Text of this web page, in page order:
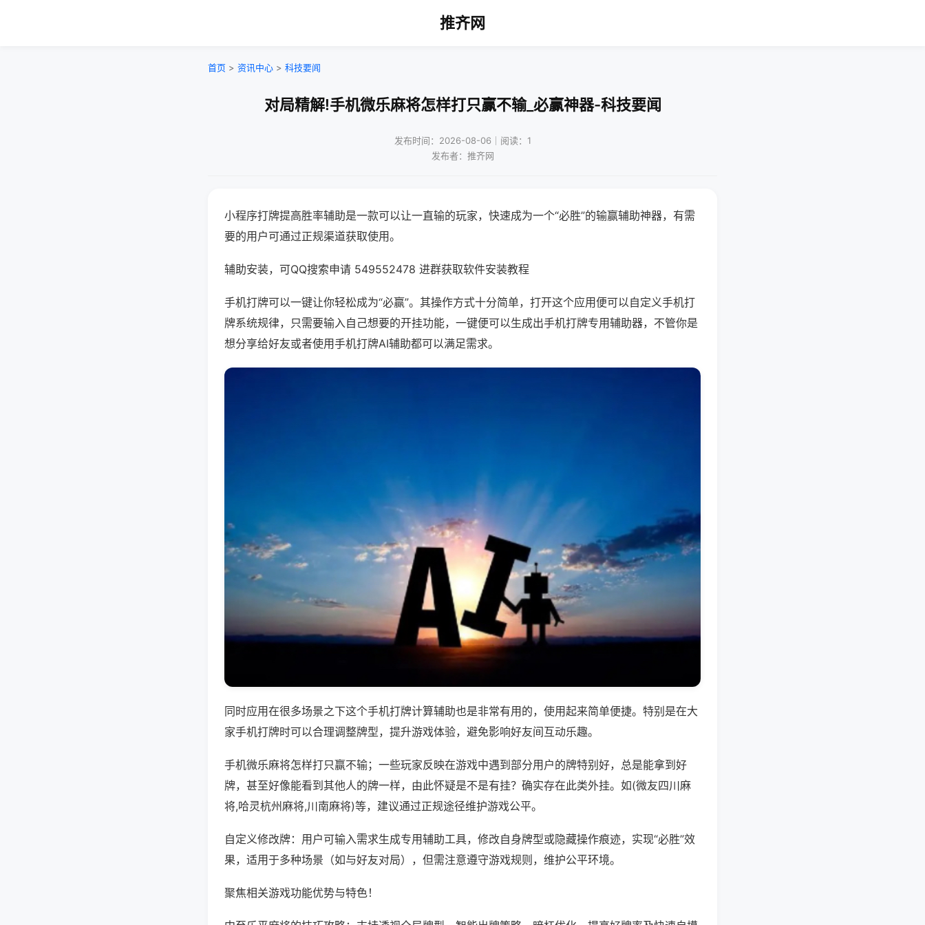
推齐网
首页 > 资讯中心 > 科技要闻
对局精解!手机微乐麻将怎样打只赢不输_必赢神器-科技要闻
发布时间：2026-08-06｜阅读：1
发布者：推齐网
小程序打牌提高胜率辅助是一款可以让一直输的玩家，快速成为一个“必胜”的输赢辅助神器，有需
要的用户可通过正规渠道获取使用。
辅助安装，可QQ搜索申请 549552478 进群获取软件安装教程
手机打牌可以一键让你轻松成为“必赢”。其操作方式十分简单，打开这个应用便可以自定义手机打
牌系统规律，只需要输入自己想要的开挂功能，一键便可以生成出手机打牌专用辅助器，不管你是
想分享给好友或者使用手机打牌AI辅助都可以满足需求。
同时应用在很多场景之下这个手机打牌计算辅助也是非常有用的，使用起来简单便捷。特别是在大
家手机打牌时可以合理调整牌型，提升游戏体验，避免影响好友间互动乐趣。
手机微乐麻将怎样打只赢不输；一些玩家反映在游戏中遇到部分用户的牌特别好，总是能拿到好
牌，甚至好像能看到其他人的牌一样，由此怀疑是不是有挂？确实存在此类外挂。如(微友四川麻
将,哈灵杭州麻将,川南麻将)等，建议通过正规途径维护游戏公平。
自定义修改牌：用户可输入需求生成专用辅助工具，修改自身牌型或隐藏操作痕迹，实现“必胜”效
果，适用于多种场景（如与好友对局），但需注意遵守游戏规则，维护公平环境。
聚焦相关游戏功能优势与特色！